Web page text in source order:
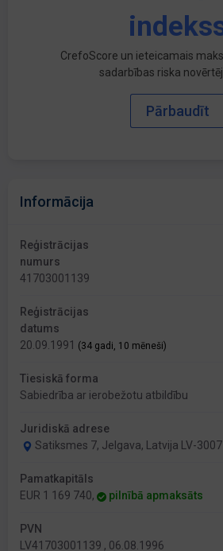
CrefoScore un ieteicamais
sadarbības riska
Pārbaudīt
Informācija
Reģistrācijas
numurs
41703001139
Reģistrācijas
datums
20.09.1991 (34 gadi, 10 mēneši)
Tiesiskā forma
Sabiedrība ar ierobežotu atbildību
Juridiskā adrese
Satiksmes 7, Jelgava, Latvija LV-3007
Pamatkapitāls
EUR 1 169 740,
pilnībā apmaksāts
PVN
LV41703001139 , 06.08.1996